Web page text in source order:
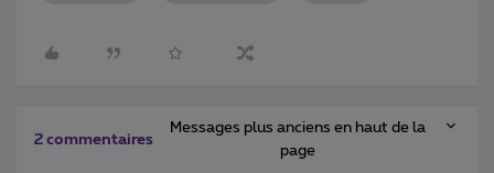
2 commentaires
Messages plus anciens en haut de la
page